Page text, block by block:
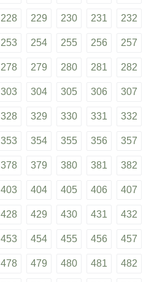
228 229 230 231 232
253 254 255 256 257
278 279 280 281 282
303 304 305 306 307
328 329 330 331 332
353 354 355 356 357
378 379 380 381 382
403 404 405 406 407
428 429 430 431 432
453 454 455 456 457
478 479 480 481 482